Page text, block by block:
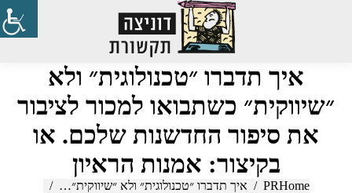
Search:
איך תדברו ״טכנולוגית״ ולא
״שיווקית״ כשתבואו למכור לציבור
את סיפור החדשנות שלכם. או
בקיצור: אמנות הראיון
You are here:
Home
PR איך תדברו ״טכנולוגית״ ולא ״שיווקית״…